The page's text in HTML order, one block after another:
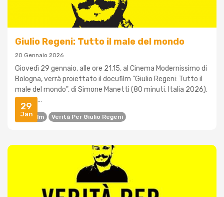
29
Jan
Giulio Regeni: Tutto il male del mondo
20 Gennaio 2026
Giovedì 29 gennaio, alle ore 21.15, al Cinema Modernissimo di
Bologna, verrà proiettato il docufilm "Giulio Regeni: Tutto il
male del mondo", di Simone Manetti (80 minuti, Italia 2026).
Sin dall...
Docufilm Verità Per Giulio Regeni